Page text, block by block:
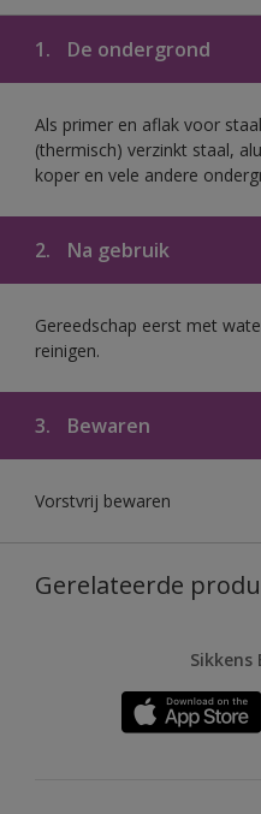
1. De ondergrond
Als primer en aflak voor
(thermisch) verzinkt staal,
koper en vele andere
2. Na gebruik
Gereedschap eerst met
reinigen.
3. Bewaren
Vorstvrij bewaren
Gerelateerde
Sikkens